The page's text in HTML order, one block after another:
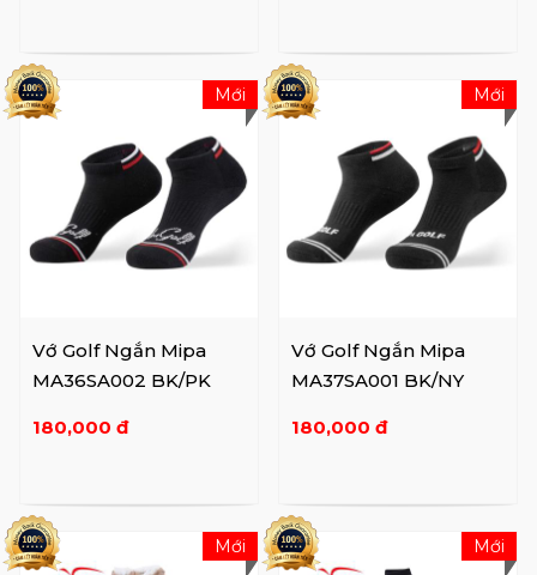
Vớ Golf Ngắn Mipa
MA36SA002 BK/PK
180,000 đ
Mới
Vớ Golf Ngắn Mipa
MA37SA001 BK/NY
180,000 đ
Mới
Mới Mới